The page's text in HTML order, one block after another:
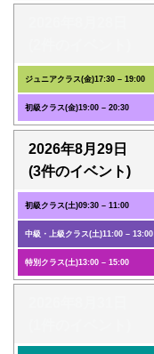
ジュニアクラス(金)17:30 – 19:00
初級クラス(金)19:00 – 20:30
2026年8月29日
(3件のイベント)
初級クラス(土)09:30 – 11:00
中級・上級クラス(土)11:00 – 13:00
特別クラス(土)13:00 – 15:00